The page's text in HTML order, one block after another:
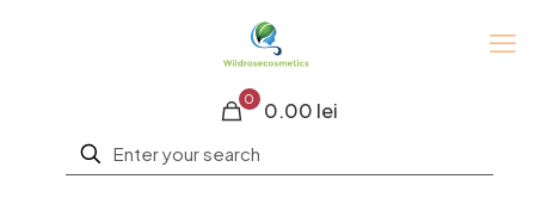
0 0.00 lei